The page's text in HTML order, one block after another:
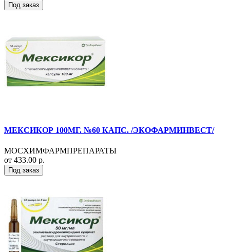
Под заказ
МЕКСИКОР 100МГ. №60 КАПС. /ЭКОФАРМИНВЕСТ/
МОСХИМФАРМПРЕПАРАТЫ
от 433.00 р.
Под заказ